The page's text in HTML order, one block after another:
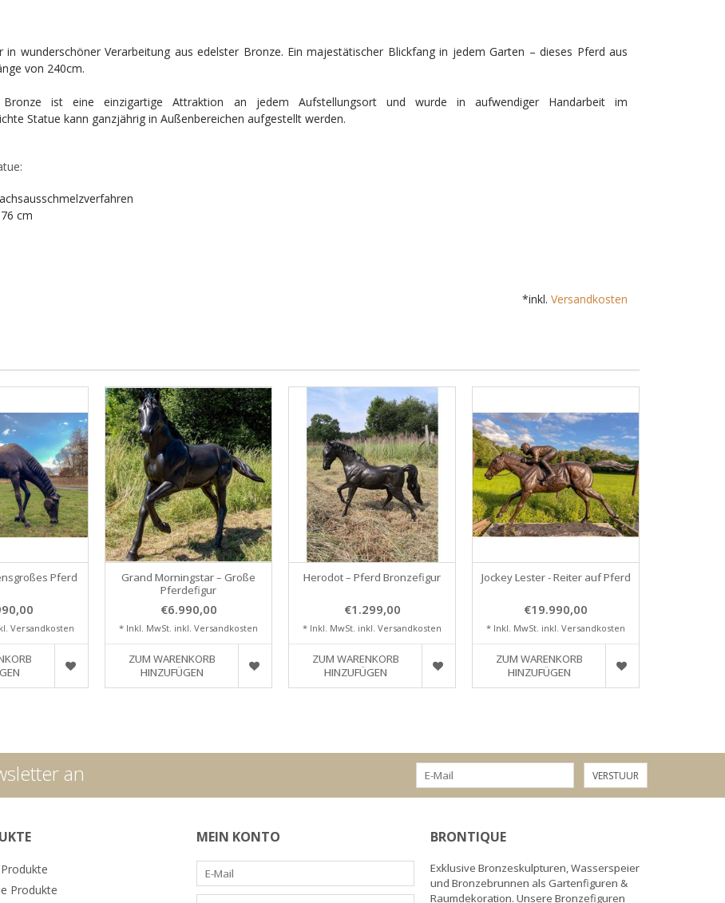
wunderschöner Verarbeitung aus edelster Bronze. Ein majestätischer Blickfang in jedem Garten – dieses Pferd aus
von 240cm.
ist eine einzigartige Attraktion an jedem Aufstellungsort und wurde in aufwendiger Handarbeit im
Statue kann ganzjährig in Außenbereichen aufgestellt werden.
cm
*inkl. Versandkosten
Pferd
Versandkosten
Grand Morningstar – Große
Pferdefigur
€6.990,00
* Inkl. MwSt. inkl. Versandkosten
ZUM WARENKORB
HINZUFÜGEN
Herodot – Pferd Bronzefigur
€1.299,00
* Inkl. MwSt. inkl. Versandkosten
ZUM WARENKORB
HINZUFÜGEN
Jockey Lester - Reiter auf Pferd
€19.990,00
* Inkl. MwSt. inkl. Versandkosten
ZUM WARENKORB
HINZUFÜGEN
an VERSTUUR
Produkte
MEIN KONTO BRONTIQUE
Exklusive Bronzeskulpturen, Wasserspeier
und Bronzebrunnen als Gartenfiguren &
Raumdekoration. Unsere Bronzefiguren